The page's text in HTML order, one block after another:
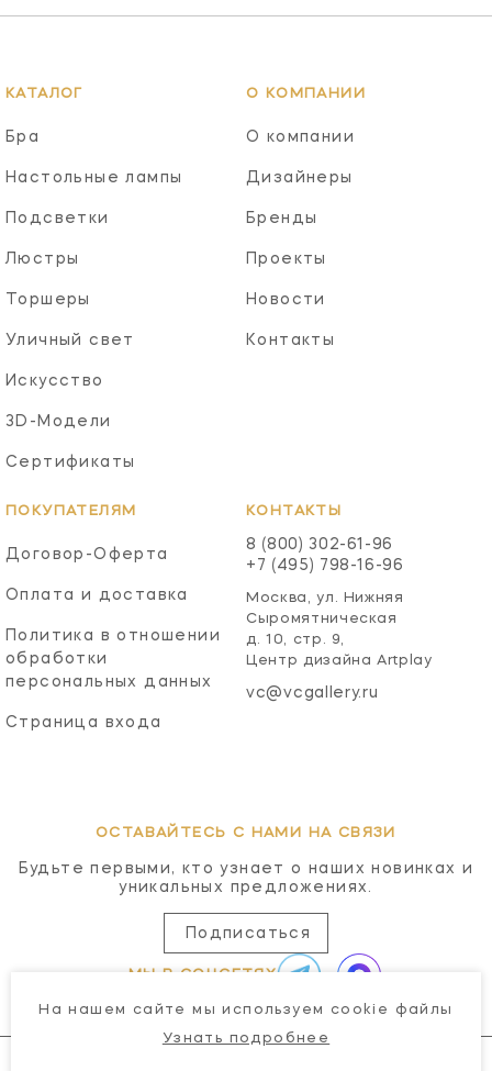
КАТАЛОГ
Бра
Настольные лампы
Подсветки
Люстры
Торшеры
Уличный свет
Искусство
3D-Модели
Сертификаты
О КОМПАНИИ
О компании
Дизайнеры
Бренды
Проекты
Новости
Контакты
ПОКУПАТЕЛЯМ
Договор-Оферта
Оплата и доставка
Политика в отношении
обработки
персональных данных
Страница входа
КОНТАКТЫ
8 (800) 302-61-96
+7 (495) 798-16-96
Москва, ул. Нижняя
Сыромятническая
д. 10, стр. 9,
Центр дизайна Artplay
vc@vcgallery.ru
ОСТАВАЙТЕСЬ С НАМИ НА СВЯЗИ
Будьте первыми, кто узнает о наших новинках и
уникальных предложениях.
Подписаться
МЫ В СОЦСЕТЯХ
На нашем сайте мы используем cookie файлы
Узнать подробнее